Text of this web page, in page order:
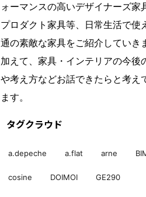
ォーマンスの高いデザイナーズ家
プロダクト家具等、日常生活で使
通の素敵な家具をご紹介していき
加えて、家具・インテリアの今後
や考え方などお話できたらと考え
ます。
タグクラウド
a.depeche a.flat arne
cosine DOIMOI GE290